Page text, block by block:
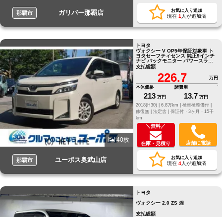
那覇市 ガリバー那覇店 お気に入り追加
現在 1 人が追加済
40枚
那覇市 ユーポス奥武山店
トヨタ
ヴォクシー V OP5年保証対象車 ト
ヨタセーフティセンス 純正9インチ
ナビ バックモニター パワースライ
ドドア ETC
支払総額
226.7
万円
本体価格
213 万円
諸費用
13.7 万円
2018(H30) |
6.8万km |
検車検整備付 |
修復無 | 法定含 | 保証付・3ヶ月・15千
km
＼無料／
在庫・見積り 店舗に電話
お気に入り追加
現在 4人が追加済
トヨタ
ヴォクシー 2.0 ZS 煌
支払総額